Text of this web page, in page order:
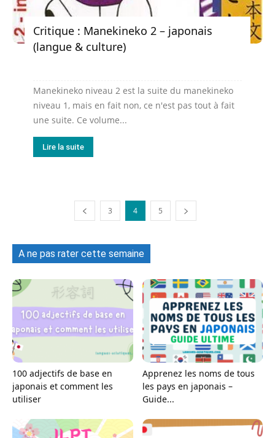
Critique : Manekineko 2 – japonais
(langue & culture)
Manekineko niveau 2 est la suite du manekineko
niveau 1, mais en fait non, ce n'est pas tout à fait
une suite. Ce volume...
Lire la suite
3 4 5
A ne pas rater cette semaine
100 adjectifs de base en
japonais et comment les
utiliser
Apprenez les noms de tous
les pays en japonais –
Guide...